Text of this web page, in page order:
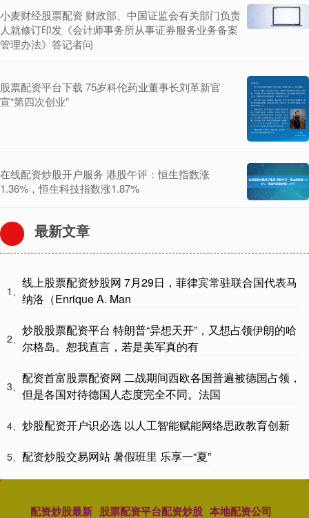
小麦财经股票配资 财政部、中国证监会有关部门负责
人就修订印发《会计师事务所从事证券服务业务备案
管理办法》答记者问
股票配资平台下载 75岁科伦药业董事长刘革新官
宣“第四次创业”
在线配资炒股开户服务 港股午评：恒生指数涨
1.36%，恒生科技指数涨1.87%
最新文章
1、
线上股票配资炒股网 7月29日，菲律宾常驻联合国代表马
纳洛（Enrique A. Man
2、
炒股股票配资平台 特朗普“异想天开”，又想占领伊朗的哈
尔格岛。恕我直言，若是美军真的有
3、
配资首富股票配资网 二战期间西欧各国普遍被德国占领，
但是各国对待德国人态度完全不同。法国
4、 炒股配资开户识必选 以人工智能赋能网络思政教育创新
5、 配资炒股交易网站 暑假班里 乐享一“夏”
配资炒股最新 股票配资平台配资炒股 本地配资公司